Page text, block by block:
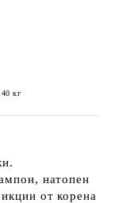
кг
натопен
от корена